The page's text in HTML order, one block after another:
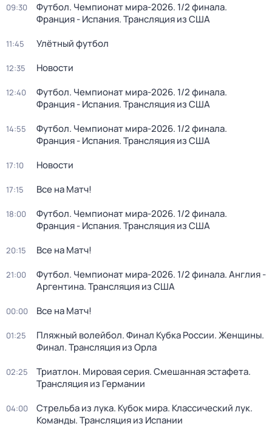
09:30
Футбол. Чемпионат мира-2026. 1/2 финала.
Франция - Испания. Трансляция из США
11:45 Улётный футбол
12:35 Новости
12:40
Футбол. Чемпионат мира-2026. 1/2 финала.
Франция - Испания. Трансляция из США
14:55
Футбол. Чемпионат мира-2026. 1/2 финала.
Франция - Испания. Трансляция из США
17:10 Новости
17:15 Все на Матч!
18:00
Футбол. Чемпионат мира-2026. 1/2 финала.
Франция - Испания. Трансляция из США
20:15 Все на Матч!
21:00
Футбол. Чемпионат мира-2026. 1/2 финала. Англия -
Аргентина. Трансляция из США
00:00 Все на Матч!
01:25
Пляжный волейбол. Финал Кубка России. Женщины.
Финал. Трансляция из Орла
02:25
Триатлон. Мировая серия. Смешанная эстафета.
Трансляция из Германии
04:00
Стрельба из лука. Кубок мира. Классический лук.
Команды. Трансляция из Испании